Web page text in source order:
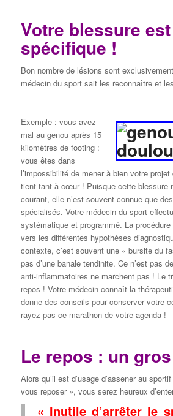
Votre blessure est
spécifique !
Bon nombre de lésions sont
médecin du sport sait les reconnaître et
Exemple : vous avez
mal au genou après 15
kilomètres de footing :
vous êtes dans
l’impossibilité de mener à bien votre
tient tant à cœur ! Puisque cette blessure
courant, elle n’est souvent connue que
spécialisés. Votre médecin du sport
systématique et programmé. La
vers les différentes hypothèses
contexte, c’est souvent une « bursite du
pas d’une banale tendinite. Ce n’est pas
anti-inflammatoires ne marchent pas ! Le
repos ! Votre médecin connaît la
donne des conseils pour conserver votre
rayez pas ce marathon de votre agenda !
Le repos : un
Alors qu’il est d’usage d’assener au
vous reposer », vous serez heureux
« Inutile d’arrêter le